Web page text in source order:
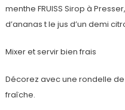
menthe FRUISS Sirop à
d’ananas t le jus d’un demi
Mixer et servir bien frais
Décorez avec une rondelle
fraîche.